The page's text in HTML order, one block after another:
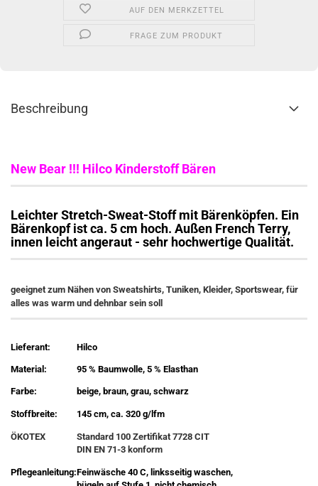
AUF DEN MERKZETTEL
FRAGE ZUM PRODUKT
Beschreibung
New Bear !!! Hilco Kinderstoff Bären
Leichter Stretch-Sweat-Stoff mit Bärenköpfen. Ein
Bärenkopf ist ca. 5 cm hoch. Außen French Terry,
innen leicht angeraut - sehr hochwertige Qualität.
geeignet zum Nähen von Sweatshirts, Tuniken, Kleider, Sportswear, für
alles was warm und dehnbar sein soll
Lieferant: Hilco
Material: 95 % Baumwolle, 5 % Elasthan
Farbe: beige, braun, grau, schwarz
Stoffbreite: 145 cm, ca. 320 g/lfm
ÖKOTEX
Standard 100 Zertifikat 7728 CIT
DIN EN 71-3 konform
Pflegeanleitung:Feinwäsche 40 C, linksseitig waschen,